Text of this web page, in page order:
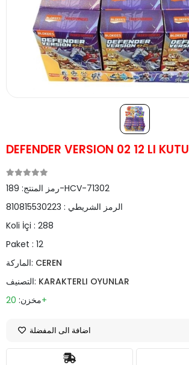
DEFENDER VERSION 02 12 LI KUTU
رمز المنتج:189-HCV-71302
الرمز الشريطي : 810815530223
Koli İçi : 288
Paket : 12
الماركة: CEREN
التصنيف: KARAKTERLI OYUNLAR
مخزن:20+
اضافة الى المفضلة